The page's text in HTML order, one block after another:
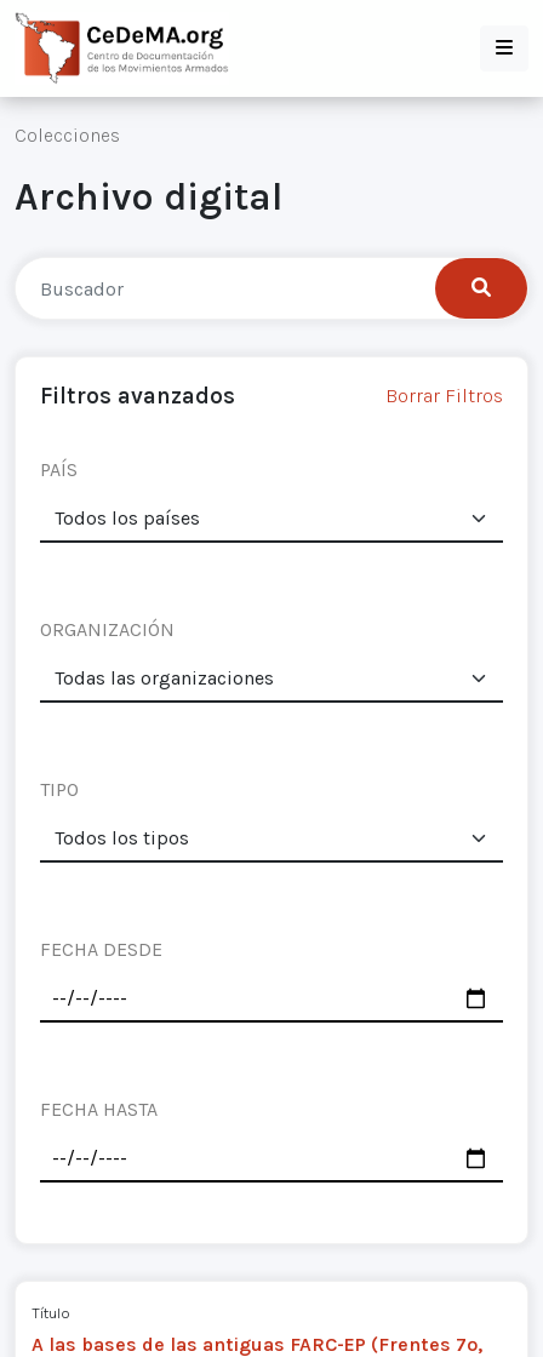
Colecciones
Archivo digital
Filtros avanzados Borrar Filtros
PAÍS
ORGANIZACIÓN
TIPO
FECHA DESDE
FECHA HASTA
Título
A las bases de las antiguas FARC-EP (Frentes 7º,